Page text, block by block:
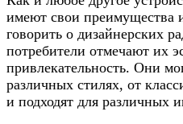
имеют свои преимущества
говорить о дизайнерских
потребители отмечают их
привлекательность. Они
различных стилях, от
и подходят для различных